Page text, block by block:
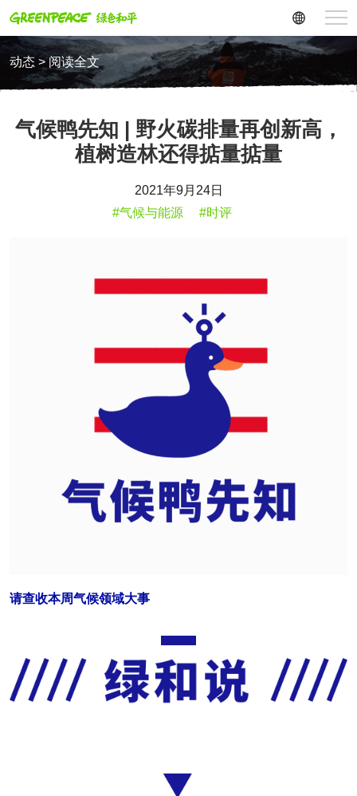
动态 > 阅读全文
气候鸭先知 | 野火碳排量再创新高，
植树造林还得掂量掂量
2021年9月24日
#气候与能源
#时评
请查收本周气候领域大事